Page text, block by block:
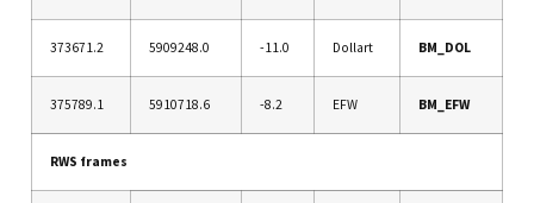
373671.2 5909248.0 -11.0 Dollart BM_DOL
375789.1 5910718.6 -8.2 EFW BM_EFW
RWS frames